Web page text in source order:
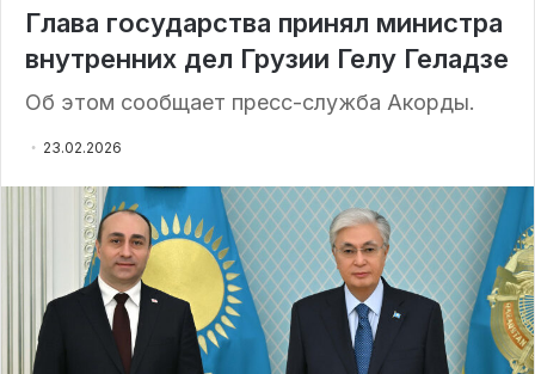
Глава государства принял министра
внутренних дел Грузии Гелу Геладзе
Об этом сообщает пресс-служба Акорды.
23.02.2026